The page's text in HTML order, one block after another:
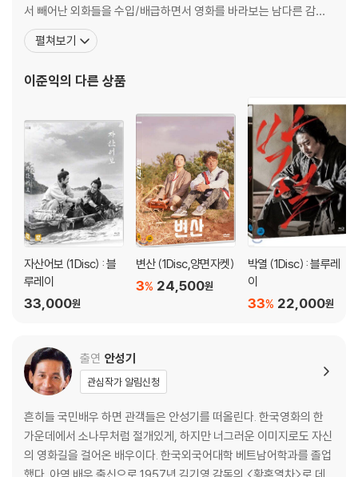
※ 교환/반품 안내
1) 불량으로 인한 교환/반품 요청 시에는 불량 확인을 위해 개봉 시의 동영
상을 요청할 수 있으며, 동영상이 없는 경우 교환/반품이 제한될 수 있습니
2) 사양 오인지, 오 구매, 변심 사유로의 반품은 제품 개봉 전에만 운임비
부담 후 처리 가능합니다.
3) 스틸북 한정판, 초회 한정판의 경우 제작 수량이 한정되어 있고, 택배
이동 과정에서의 손상이 발생하면, 재 판매가 어려우므로 신중한 구매 선
택을 부탁드립니다.
4) 한정판 상품의 변심, 오구매로 인한 반품은 회송된 상품의 상태 확인 후
진행이 가능합니다. 택배 이동 중 파손이 발생하지 않도록 완충 포장을 부
탁드립니다.
서 빼어난 외화들을 수입/배급하면서 영화를 바라보는 남다른 감각
을 과시해왔다. 2003년에는 퓨전사극이라는 새로운 장르를 연 〈황
산벌〉을 제작/연출하여 전국 290만 관객을 동원한 바 있는 이준익
고하고 짜임새 있게 표현된정통 사극
펼쳐보기
이준익의 다른 상품
자산어보 (1Disc) : 블
루레이
33,000원
변산 (1Disc,양면자켓)
24,500원
3%
박열 (1Disc) : 블루레
이
22,000원
33%
출연 안성기
관심작가 알림신청
흔히들 국민배우 하면 관객들은 안성기를 떠올린다. 한국영화의 한
가운데에서 소나무처럼 절개있게, 하지만 너그러운 이미지로도 자신
의 영화길을 걸어온 배우이다. 한국외국어대학 베트남어학과를 졸업